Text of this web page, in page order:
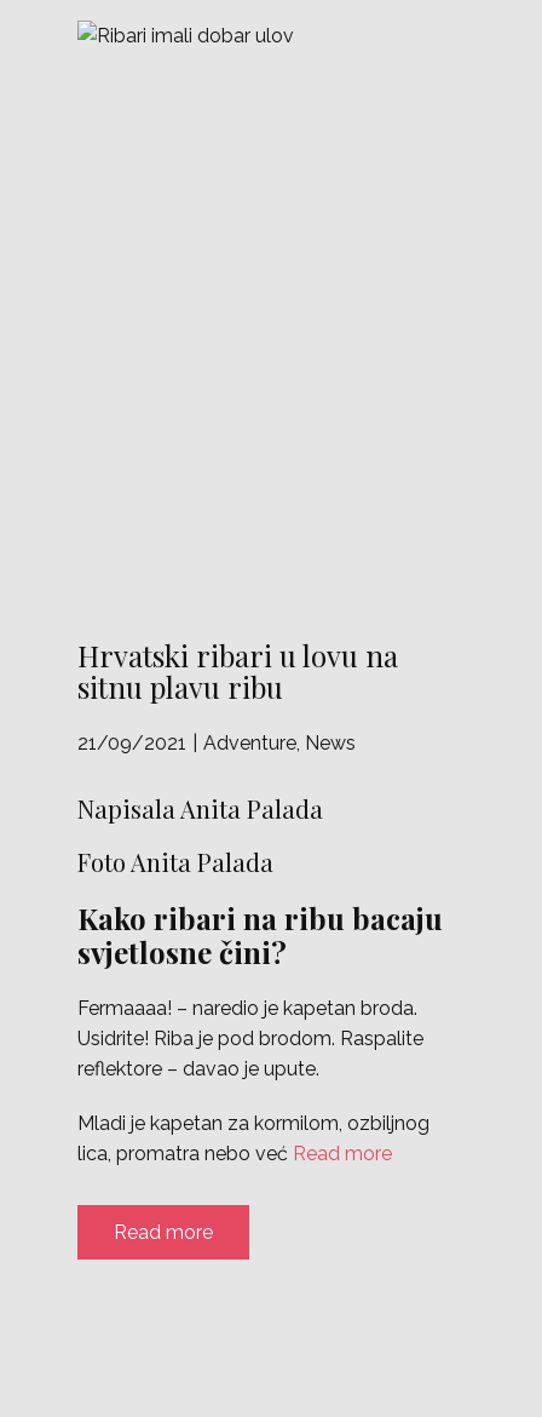
Hrvatski ribari u lovu na
sitnu plavu ribu
21/09/2021 Adventure, News
Napisala Anita Palada
Foto Anita Palada
Kako ribari na ribu bacaju
svjetlosne čini?
Fermaaaa! – naredio je kapetan broda.
Usidrite! Riba je pod brodom. Raspalite
reflektore – davao je upute.
Mladi je kapetan za kormilom, ozbiljnog
lica, promatra nebo već Read more
Read more